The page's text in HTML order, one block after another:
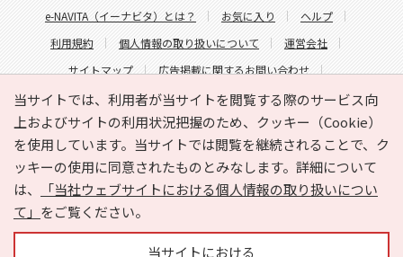
当サイトでは、利用者が当サイトを閲覧する際のサービス向
上およびサイトの利用状況把握のため、クッキー（Cookie）
を使用しています。当サイトでは閲覧を継続されることで、ク
ッキーの使用に同意されたものとみなします。詳細について
は、
「当社ウェブサイトにおける個人情報の取り扱いについ
て」 をご覧ください。
当サイトにおける
e-NAVITA（イーナビタ）とは？ お気に入り
ヘルプ
利用規約
個人情報の取り扱いについて
運営会社
サイトマップ
広告掲載に関するお問い合わせ
サイトの内容に関するお問い合わせ
Copyright © HYOJITO.Co.,Ltd. All Rights Reserved.